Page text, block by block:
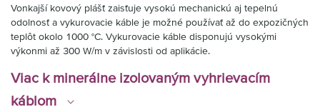
Vonkajší kovový plášť zaisťuje vysokú mechanickú aj tepelnú
odolnosť a vykurovacie káble je možné používať až do expozičných
teplôt okolo 1000 °C. Vykurovacie káble disponujú vysokými
výkonmi až 300 W/m v závislosti od aplikácie.
Viac k minerálne izolovaným vyhrievacím
káblom